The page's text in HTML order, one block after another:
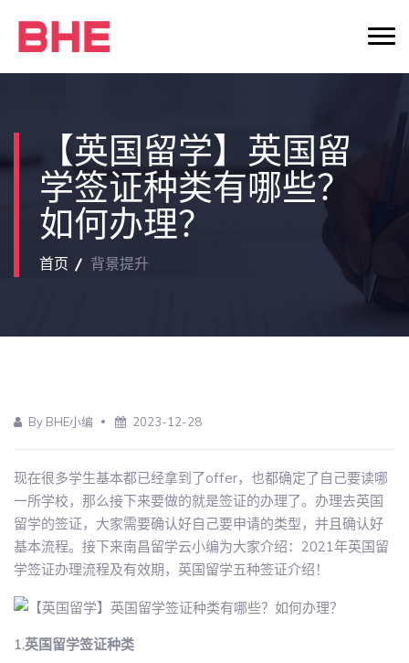
【英国留学】英国留
学签证种类有哪些？
如何办理？
首页 背景提升
By BHE小编 2023-12-28
现在很多学生基本都已经拿到了offer，也都确定了自己要读哪
一所学校，那么接下来要做的就是签证的办理了。办理去英国
留学的签证，大家需要确认好自己要申请的类型，并且确认好
基本流程。接下来南昌留学云小编为大家介绍：2021年英国留
学签证办理流程及有效期，英国留学五种签证介绍！
1.英国留学签证种类